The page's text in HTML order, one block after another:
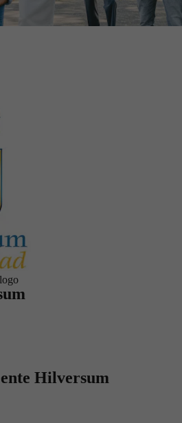
Hilversum